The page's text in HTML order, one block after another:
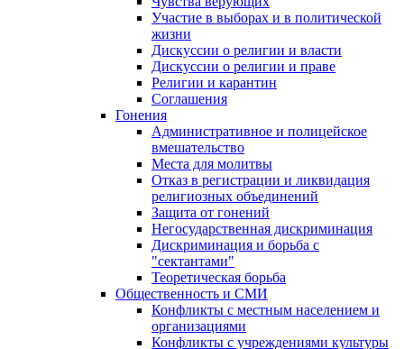
Участие в выборах и в политической
жизни
Дискуссии о религии и власти
Дискуссии о религии и праве
Религии и карантин
Соглашения
Гонения
Административное и полицейское
вмешательство
Места для молитвы
Отказ в регистрации и ликвидация
религиозных объединений
Защита от гонений
Негосударственная дискриминация
Дискриминация и борьба с
"сектантами"
Теоретическая борьба
Общественность и СМИ
Конфликты с местным населением и
организациями
Конфликты с учреждениями культуры